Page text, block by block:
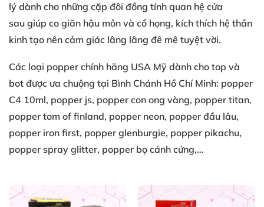
lý dành cho những cặp đôi đồng tính quan hệ cửa
sau giúp co giãn hậu môn và cổ họng, kích thích hệ thần
kinh tạo nên cảm giác lâng lâng đê mê tuyệt vời.
Các loại popper chính hãng USA Mỹ dành cho top và
bot được ưa chuộng tại Bình Chánh Hồ Chí Minh: popper
C4 10ml, popper js, popper con ong vàng, popper titan,
popper tom of finland, popper neon, popper đầu lâu,
popper iron first, popper glenburgie, popper pikachu,
popper spray glitter, popper bọ cánh cứng,…